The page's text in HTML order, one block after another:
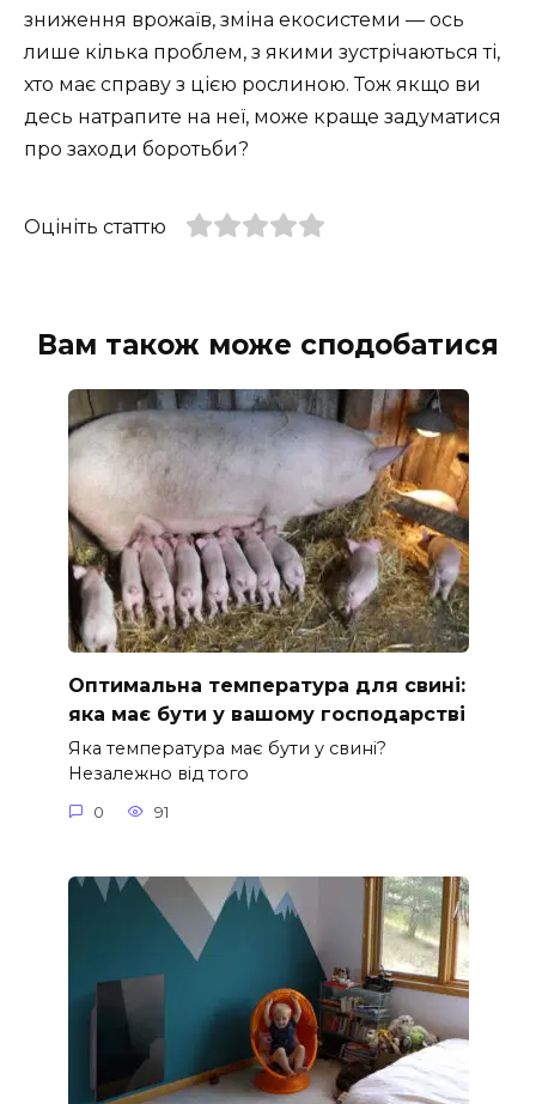
зниження врожаїв, зміна екосистеми — ось
лише кілька проблем, з якими зустрічаються ті,
хто має справу з цією рослиною. Тож якщо ви
десь натрапите на неї, може краще задуматися
про заходи боротьби?
Оцініть статтю
Вам також може сподобатися
Оптимальна температура для свині:
яка має бути у вашому господарстві
Яка температура має бути у свині?
Незалежно від того
0 91